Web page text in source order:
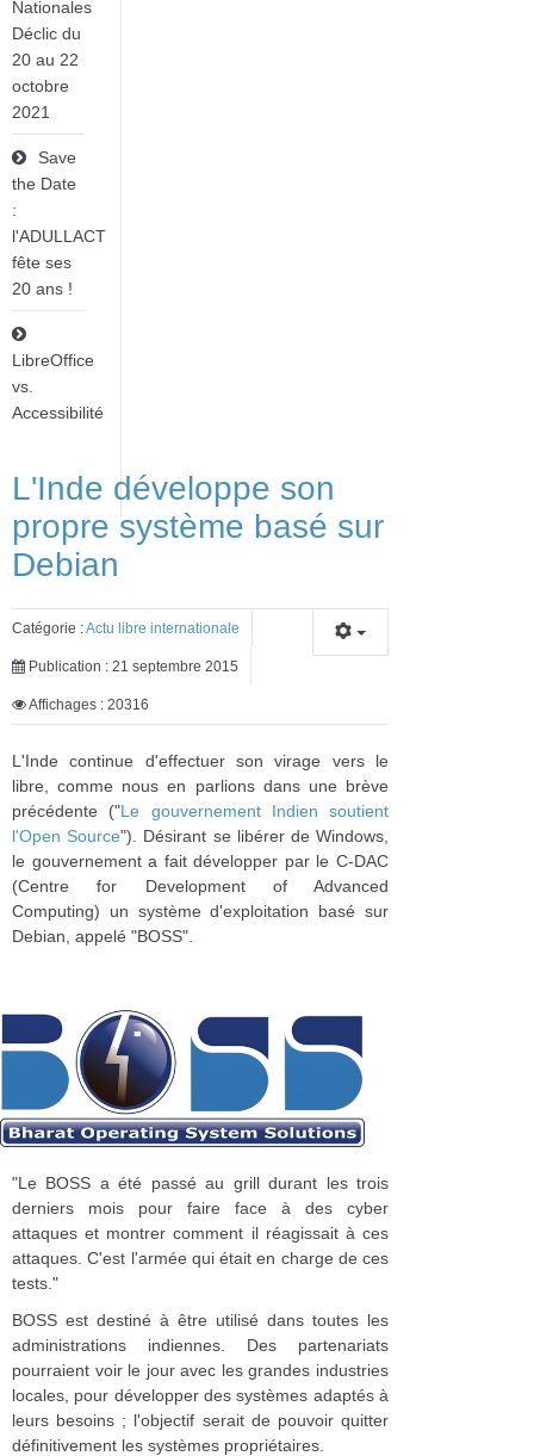
Nationales
Déclic du
20 au 22
octobre
2021
Save
the Date
:
l'ADULLACT
fête ses
20 ans !
LibreOffice
vs.
Accessibilité
L'Inde développe son
propre système basé sur
Debian
Catégorie :Actu libre internationale
Publication : 21 septembre 2015
Affichages : 20316
L'Inde continue d'effectuer son virage vers le
libre, comme nous en parlions dans une brève
précédente ("Le gouvernement Indien soutient
l'Open Source"). Désirant se libérer de Windows,
le gouvernement a fait développer par le C-DAC
(Centre for Development of Advanced
Computing) un système d'exploitation basé sur
Debian, appelé "BOSS".
"Le BOSS a été passé au grill durant les trois
derniers mois pour faire face à des cyber
attaques et montrer comment il réagissait à ces
attaques. C'est l'armée qui était en charge de ces
tests."
BOSS est destiné à être utilisé dans toutes les
administrations indiennes. Des partenariats
pourraient voir le jour avec les grandes industries
locales, pour développer des systèmes adaptés à
leurs besoins ; l'objectif serait de pouvoir quitter
définitivement les systèmes propriétaires.